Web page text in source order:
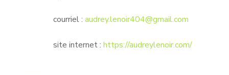
courriel :audrey.lenoir404@gmail.com
site internet :https://audreylenoir.com/